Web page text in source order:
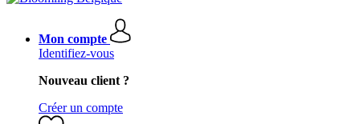
Mon compte
Identifiez-vous
Nouveau client ?
Créer un compte